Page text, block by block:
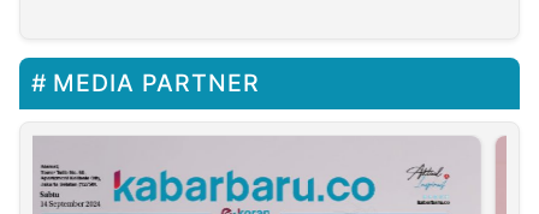
MEDIA PARTNER